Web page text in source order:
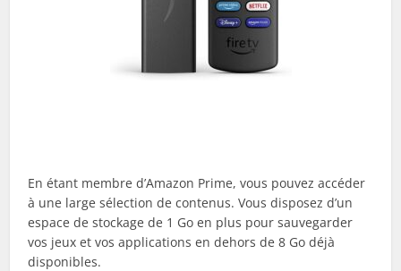
En étant membre d’Amazon Prime, vous pouvez accéder
à une large sélection de contenus. Vous disposez d’un
espace de stockage de 1 Go en plus pour sauvegarder
vos jeux et vos applications en dehors de 8 Go déjà
disponibles.